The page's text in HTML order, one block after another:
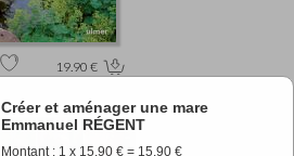
Créer et aménager une mare
Emmanuel RÉGENT
Montant : 1 x 15.90 € = 15.90 €
19.90 €